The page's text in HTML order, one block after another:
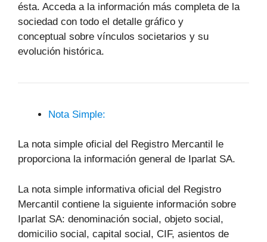
ésta. Acceda a la información más completa de la
sociedad con todo el detalle gráfico y
conceptual sobre vínculos societarios y su
evolución histórica.
Nota Simple:
La nota simple oficial del Registro Mercantil le
proporciona la información general de Iparlat SA.
La nota simple informativa oficial del Registro
Mercantil contiene la siguiente información sobre
Iparlat SA: denominación social, objeto social,
domicilio social, capital social, CIF, asientos de